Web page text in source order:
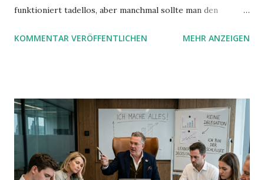
funktioniert tadellos, aber manchmal sollte man den
mit UND oder ODER oder NICHT... Das geht so einfach,
KOMMENTAR VERÖFFENTLICHEN MEHR ANZEIGEN